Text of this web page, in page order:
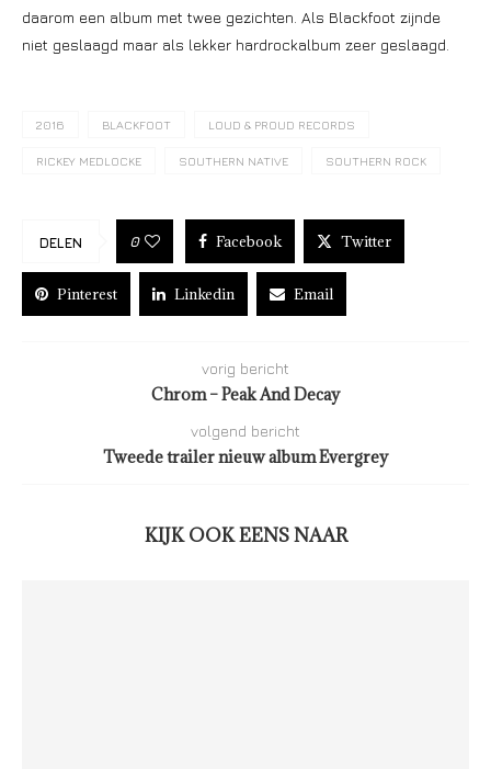
daarom een album met twee gezichten. Als Blackfoot zijnde
niet geslaagd maar als lekker hardrockalbum zeer geslaagd.
2016 BLACKFOOT LOUD & PROUD RECORDS
RICKEY MEDLOCKE SOUTHERN NATIVE SOUTHERN ROCK
DELEN 0 Facebook Twitter
Pinterest Linkedin Email
vorig bericht
Chrom – Peak And Decay
volgend bericht
Tweede trailer nieuw album Evergrey
KIJK OOK EENS NAAR